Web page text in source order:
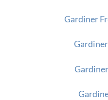
Gardiner